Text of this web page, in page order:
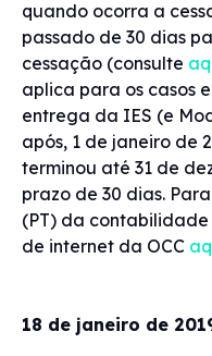
quando ocorra a
passado de 30 dias
cessação (consulte
aplica para os casos
entrega da IES (e
após, 1 de janeiro de
terminou até 31 de
prazo de 30 dias.
(PT) da
de internet da OCC
18 de janeiro de